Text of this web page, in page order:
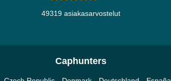
49319 asiakasarvostelut
Caphunters